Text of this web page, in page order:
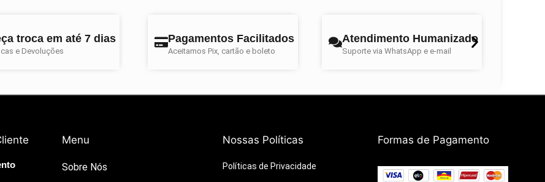
troca em até 7 dias
e Devoluções
Pagamentos Facilitados
Aceitamos Pix, cartão e boleto
Atendimento Humanizado
Suporte via WhatsApp e e-mail
Menu
Sobre Nós
Nossas Políticas
Políticas de Privacidade
Formas de Pagamento